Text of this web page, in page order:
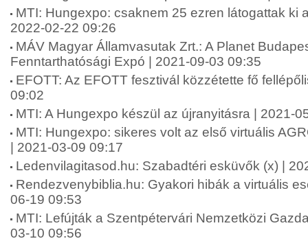
MTI: Hungexpo: csaknem 25 ezren látogattak ki
2022-02-22 09:26
MÁV Magyar Államvasutak Zrt.: A Planet
Fenntarthatósági Expó | 2021-09-03 09:35
EFOTT: Az EFOTT fesztivál közzétette fő
09:02
MTI: A Hungexpo készül az újranyitásra | 2021-
MTI: Hungexpo: sikeres volt az első virtuális
| 2021-03-09 09:17
Ledenvilagitasod.hu: Szabadtéri esküvők (x) |
Rendezvenybiblia.hu: Gyakori hibák a virtuális
06-19 09:53
MTI: Lefújták a Szentpétervári Nemzetközi
03-10 09:56